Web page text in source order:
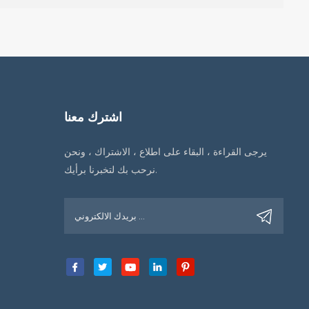
اشترك معنا
يرجى القراءة ، البقاء على اطلاع ، الاشتراك ، ونحن
نرحب بك لتخبرنا برأيك.